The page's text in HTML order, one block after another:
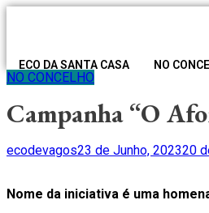
ECO DA SANTA CASA NO
NO CONCELHO
Campanha “O
Author
ecodevagosPosted
23 de Junho, 202320
Nome da iniciativa é uma